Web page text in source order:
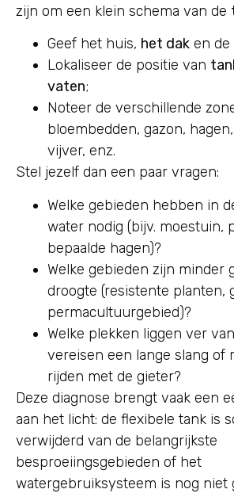
zijn om een klein schema van de
Geef het huis, het dak en de
Lokaliseer de positie van
vaten;
Noteer de verschillende
bloembedden, gazon,
vijver, enz.
Stel jezelf dan een paar vragen:
Welke gebieden hebben in
water nodig (bijv. moestuin,
bepaalde hagen)?
Welke gebieden zijn minder
droogte (resistente planten,
permacultuurgebied)?
Welke plekken liggen ver
vereisen een lange slang of
rijden met de gieter?
Deze diagnose brengt vaak een
aan het licht: de flexibele tank is
verwijderd van de belangrijkste
besproeiingsgebieden of het
watergebruiksysteem is nog niet